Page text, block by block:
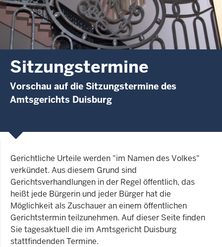
Sitzungstermine
Vorschau auf die Sitzungstermine des
Amtsgerichts Duisburg
Gerichtliche Urteile werden "im Namen des Volkes"
verkündet. Aus diesem Grund sind
Gerichtsverhandlungen in der Regel öffentlich, das
heißt jede Bürgerin und jeder Bürger hat die
Möglichkeit als Zuschauer an einem öffentlichen
Gerichtstermin teilzunehmen. Auf dieser Seite finden
Sie tagesaktuell die im Amtsgericht Duisburg
stattfindenden Termine.